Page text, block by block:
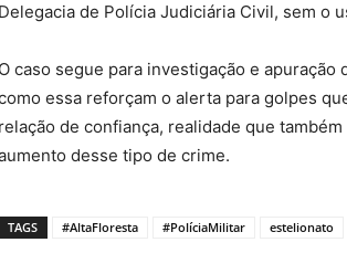
Delegacia de Polícia Judiciária Civil, sem o
O caso segue para investigação e
essa reforçam o alerta para golpes
relação de confiança, realidade que
desse tipo de crime.
TAGS #AltaFloresta #PolíciaMilitar estelionato